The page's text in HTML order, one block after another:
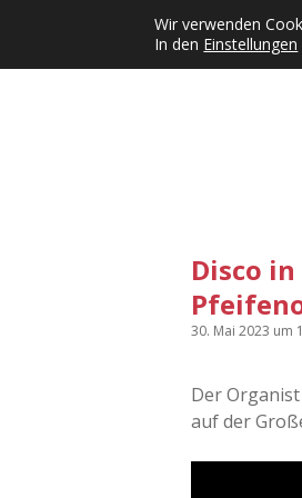
Kategorien
Disco
30. Mai 2023 um
Der Organist
auf der
Wir verwenden
In den Einstellungen